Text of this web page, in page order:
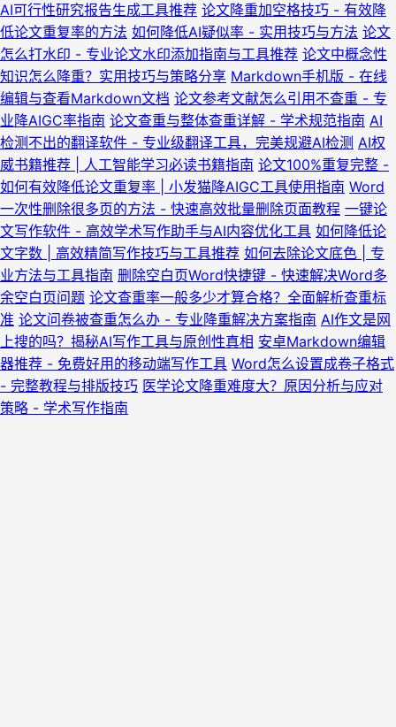
AI可行性研究报告生成工具推荐 论文降重加空格技巧 - 有效降
低论文重复率的方法 如何降低AI疑似率 - 实用技巧与方法 论文
怎么打水印 - 专业论文水印添加指南与工具推荐 论文中概念性
知识怎么降重？实用技巧与策略分享 Markdown手机版 - 在线
编辑与查看Markdown文档 论文参考文献怎么引用不查重 - 专
业降AIGC率指南 论文查重与整体查重详解 - 学术规范指南 AI
检测不出的翻译软件 - 专业级翻译工具，完美规避AI检测 AI权
威书籍推荐 | 人工智能学习必读书籍指南 论文100%重复完整 -
如何有效降低论文重复率 | 小发猫降AIGC工具使用指南 Word
一次性删除很多页的方法 - 快速高效批量删除页面教程 一键论
文写作软件 - 高效学术写作助手与AI内容优化工具 如何降低论
文字数 | 高效精简写作技巧与工具推荐 如何去除论文底色 | 专
业方法与工具指南 删除空白页Word快捷键 - 快速解决Word多
余空白页问题 论文查重率一般多少才算合格？全面解析查重标
准 论文问卷被查重怎么办 - 专业降重解决方案指南 AI作文是网
上搜的吗？揭秘AI写作工具与原创性真相 安卓Markdown编辑
器推荐 - 免费好用的移动端写作工具 Word怎么设置成卷子格式
- 完整教程与排版技巧 医学论文降重难度大？原因分析与应对
策略 - 学术写作指南